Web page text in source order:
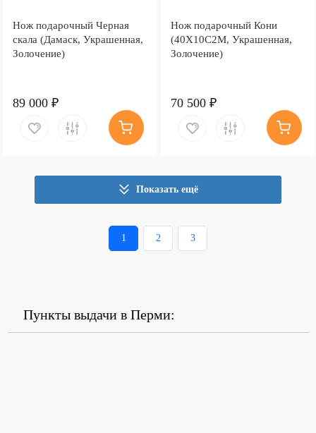
Нож подарочный Черная
скала (Дамаск, Украшенная,
Золочение)
89 000 ₽
Нож подарочный Кони
(40Х10С2М, Украшенная,
Золочение)
70 500 ₽
Показать ещё
1 2 3
Пункты выдачи в Перми: